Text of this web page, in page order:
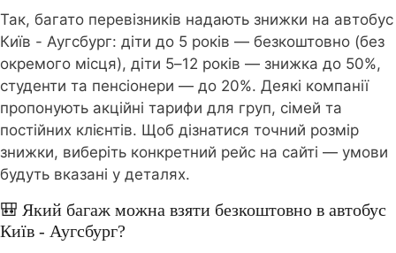
Так, багато перевізників надають знижки на автобус
Київ - Аугсбург: діти до 5 років — безкоштовно (без
окремого місця), діти 5–12 років — знижка до 50%,
студенти та пенсіонери — до 20%. Деякі компанії
пропонують акційні тарифи для груп, сімей та
постійних клієнтів. Щоб дізнатися точний розмір
знижки, виберіть конкретний рейс на сайті — умови
будуть вказані у деталях.
🎒 Який багаж можна взяти безкоштовно в автобус
Київ - Аугсбург?